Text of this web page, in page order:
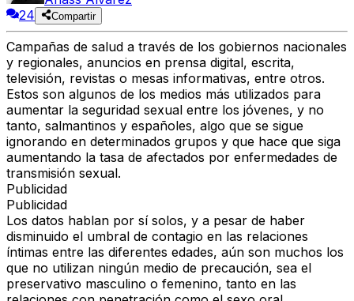
24
Compartir
Campañas de salud a través de los gobiernos nacionales
y regionales, anuncios en prensa digital, escrita,
televisión, revistas o mesas informativas, entre otros.
Estos son algunos de los medios más utilizados para
aumentar la seguridad sexual entre los jóvenes, y no
tanto, salmantinos y españoles, algo que se sigue
ignorando en determinados grupos y que hace que siga
aumentando la tasa de afectados por enfermedades de
transmisión sexual.
Publicidad
Publicidad
Los datos hablan por sí solos, y a pesar de haber
disminuido el umbral de contagio en las relaciones
íntimas entre las diferentes edades, aún son muchos los
que no utilizan ningún medio de precaución, sea el
preservativo masculino o femenino, tanto en las